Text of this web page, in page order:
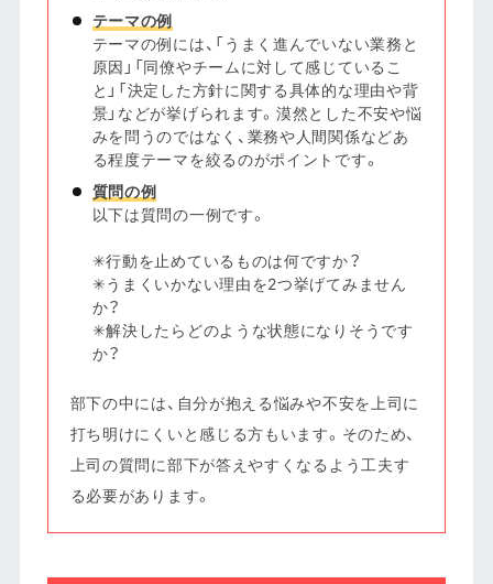
テーマの例
テーマの例には、「うまく進んでいない業務と
原因」「同僚やチームに対して感じているこ
と」「決定した方針に関する具体的な理由や背
景」などが挙げられます。漠然とした不安や悩
みを問うのではなく、業務や人間関係などあ
る程度テーマを絞るのがポイントです。
質問の例
以下は質問の一例です。
✳︎行動を止めているものは何ですか？
✳︎うまくいかない理由を2つ挙げてみません
か？
✳︎解決したらどのような状態になりそうです
か？
部下の中には、自分が抱える悩みや不安を上司に
打ち明けにくいと感じる方もいます。そのため、
上司の質問に部下が答えやすくなるよう工夫す
る必要があります。